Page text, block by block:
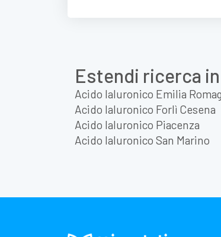
Estendi ricerca
Acido Ialuronico Emilia
Acido Ialuronico Forlì Cesena
Acido Ialuronico Piacenza
Acido Ialuronico San Marino